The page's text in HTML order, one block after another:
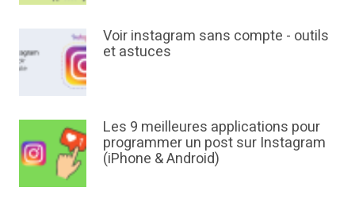
Voir instagram sans compte - outils
et astuces
Les 9 meilleures applications pour
programmer un post sur Instagram
(iPhone & Android)